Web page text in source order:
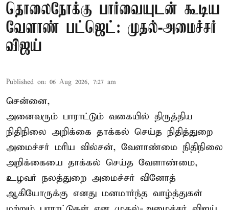
தொலைநோக்கு பார்வையுடன் கூடிய
வேளாண் பட்ஜெட்: முதல்-அமைச்சர்
விஜய்
Published on: 06 Aug 2026, 7:27 am
சென்னை,
அனைவரும் பாராட்டும் வகையில் திருத்திய
நிதிநிலை அறிக்கை தாக்கல் செய்த நிதித்துறை
அமைச்சர் மரிய வில்சன், வேளாண்மை நிதிநிலை
அறிக்கையை தாக்கல் செய்த வேளாண்மை,
உழவர் நலத்துறை அமைச்சர் வினோத்
ஆகியோருக்கு எனது மனமார்ந்த வாழ்த்துகள்